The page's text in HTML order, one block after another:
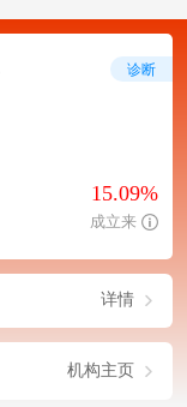
15.09%
成立来
诊断
详情
机构主页